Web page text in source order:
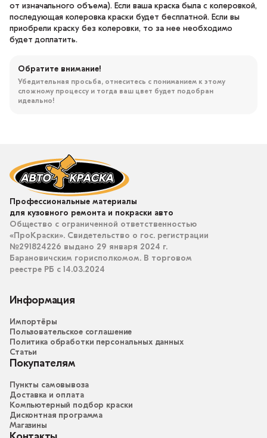
от изначального объема). Если ваша краска была с колеровкой,
последующая колеровка краски будет бесплатной. Если вы
приобрели краску без колеровки, то за нее необходимо
будет доплатить.
Обратите внимание!
Убедительная просьба, отнеситесь с пониманием к этому
сложному процессу и тогда ваш цвет будет подобран
идеально!
Профессиональные материалы
для кузовного ремонта и покраски авто
Общество с ограниченной ответственностью
«ПроКраски». Свидетельство о гос. регистрации
№291824226 выдано 29 января 2024 г.
Барановичским горисполкомом. В торговом
реестре РБ с 14.03.2024
Информация
Импортёры
Пользовательское соглашение
Политика обработки персональных данных
Статьи
Покупателям
Пункты самовывоза
Доставка и оплата
Компьютерный подбор краски
Дисконтная программа
Магазины